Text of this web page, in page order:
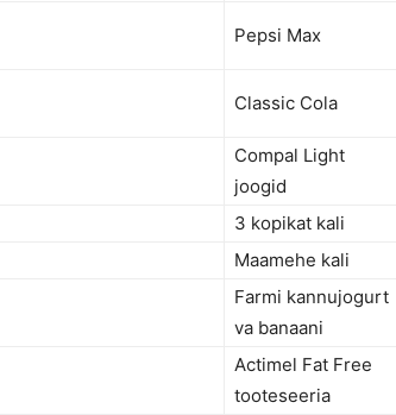
Pepsi Max
Classic Cola
Compal Light
joogid
3 kopikat kali
Maamehe kali
Farmi kannujogurt
va banaani
Actimel Fat Free
tooteseeria